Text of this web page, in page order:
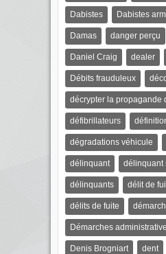
Dabistes Dabistes
Damas danger perçu
Daniel Craig dealer
Débits frauduleux
décrypter la propagande
défibrillateurs
dégradations véhicule
délinquant délinquant
délinquants délit de
délits de fuite
Démarches
Denis Brogniart dent